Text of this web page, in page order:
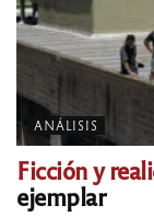
ANÁLISIS
Ficción y
ejemplar